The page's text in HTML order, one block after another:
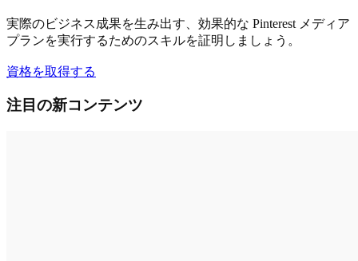
実際のビジネス成果を生み出す、効果的な Pinterest メディア
プランを実行するためのスキルを証明しましょう。
資格を取得する
注目の新コンテンツ